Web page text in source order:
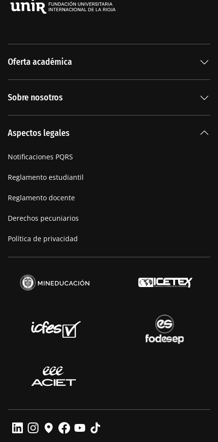
Oferta académica
Sobre nosotros
Manifiesto
Aspectos legales
Notificaciones PQRS
Reglamento estudiantil
Reglamento docente
Derechos pecuniarios
Política de privacidad